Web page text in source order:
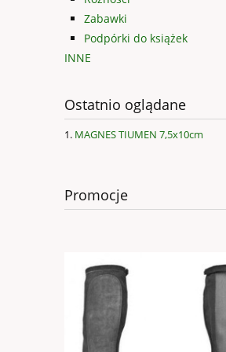
Zabawki
Podpórki do książek
INNE
Ostatnio oglądane
MAGNES TIUMEN 7,5x10cm
Promocje